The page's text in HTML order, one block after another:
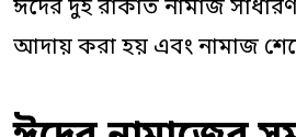
ঈদের দুই রাকাত নামাজ
আদায় করা হয় এবং নামাজ